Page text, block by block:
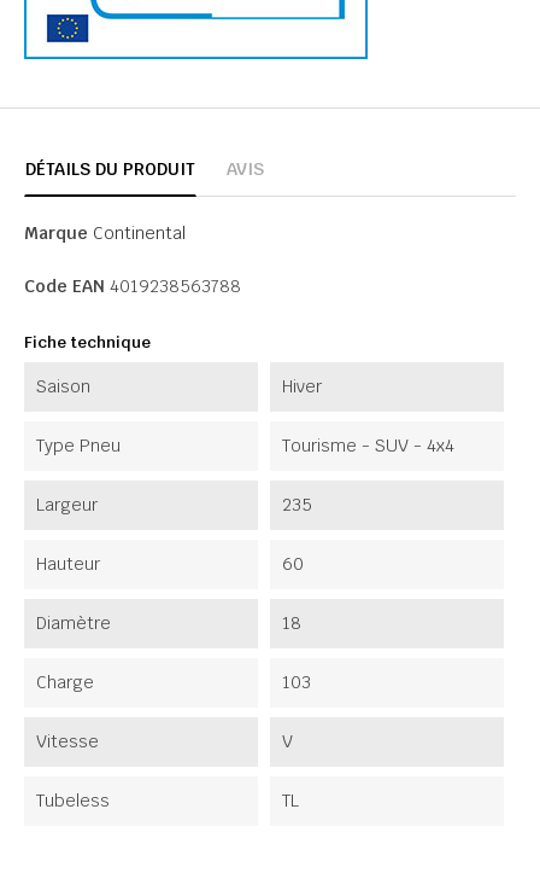
DÉTAILS DU PRODUIT AVIS
Marque Continental
Code EAN 4019238563788
Fiche technique
Saison Hiver
Type Pneu Tourisme - SUV - 4x4
Largeur 235
Hauteur 60
Diamètre 18
Charge 103
Vitesse V
Tubeless TL